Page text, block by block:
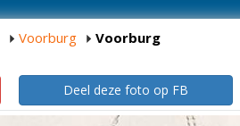
Voorburg Voorburg
Deel deze foto op FB